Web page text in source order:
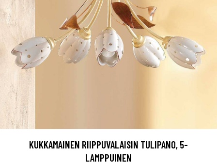
KUKKAMAINEN RIIPPUVALAISIN TULIPANO, 5-
LAMPPUINEN